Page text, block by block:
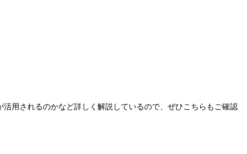
用されるのかなど詳しく解説しているので、ぜひこちらもご確認